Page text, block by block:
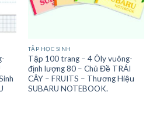
TẬP HỌC SINH
Tập 100 trang – 4 Ôly vuông-
định lượng 80 – Chủ Đề TRÁI
CÂY – FRUITS – Thương Hiệu
SUBARU NOTEBOOK.